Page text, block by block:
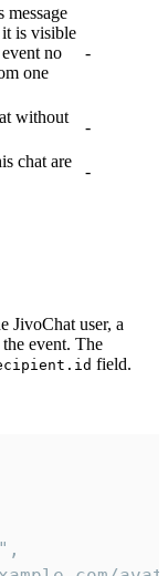
message
it is visible
no
one
-
without
-
chat are
-
JivoChat user, a
event. The
field.